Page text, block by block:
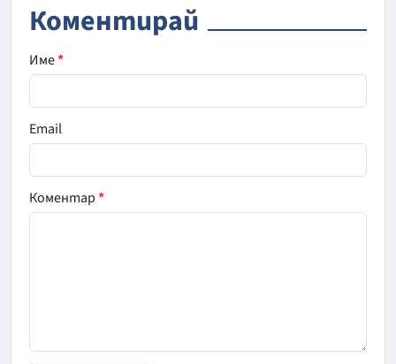
Коментирай
Име*
Email
Коментар*